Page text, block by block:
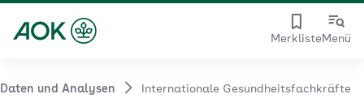
MerklisteMenü
Daten und Analysen Internationale Gesundheitsfachkräfte